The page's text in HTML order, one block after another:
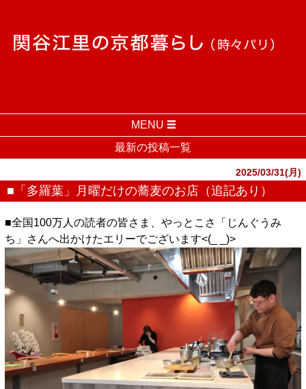
MENU
最新の投稿一覧
2025/03/31(月)
■「多羅葉」月曜だけの蕎麦のお店（追記あり）
■全国100万人の読者の皆さま、やっとこさ「じんぐうみ
ち」さんへ出かけたエリーでございます<(_ _)>